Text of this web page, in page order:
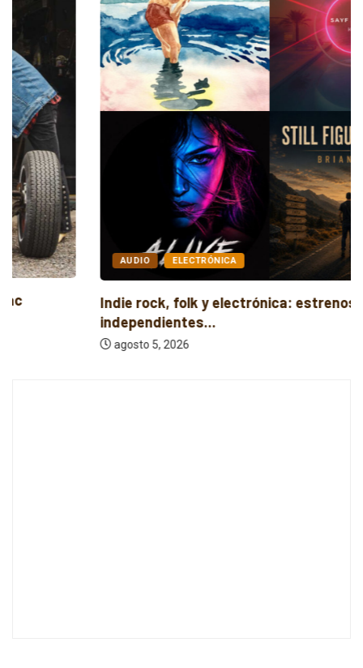
AUDIO ELECTRÓNICA
Indie rock, folk y electrónica: estrenos
independientes...
agosto 5, 2026